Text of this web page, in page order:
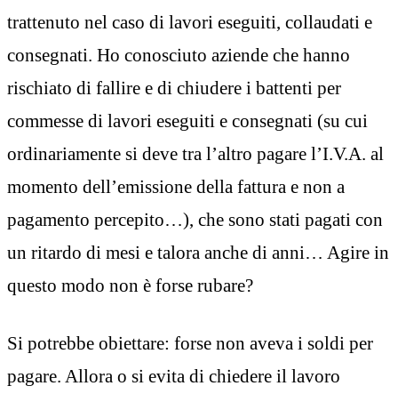
trattenuto nel caso di lavori eseguiti, collaudati e
consegnati. Ho conosciuto aziende che hanno
rischiato di fallire e di chiudere i battenti per
commesse di lavori eseguiti e consegnati (su cui
ordinariamente si deve tra l’altro pagare l’I.V.A. al
momento dell’emissione della fattura e non a
pagamento percepito…), che sono stati pagati con
un ritardo di mesi e talora anche di anni… Agire in
questo modo non è forse rubare?
Si potrebbe obiettare: forse non aveva i soldi per
pagare. Allora o si evita di chiedere il lavoro